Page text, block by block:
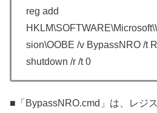
reg add
sion\OOBE /v BypassNRO /t
shutdown /r /t 0
■「BypassNRO.cmd」は、レジ